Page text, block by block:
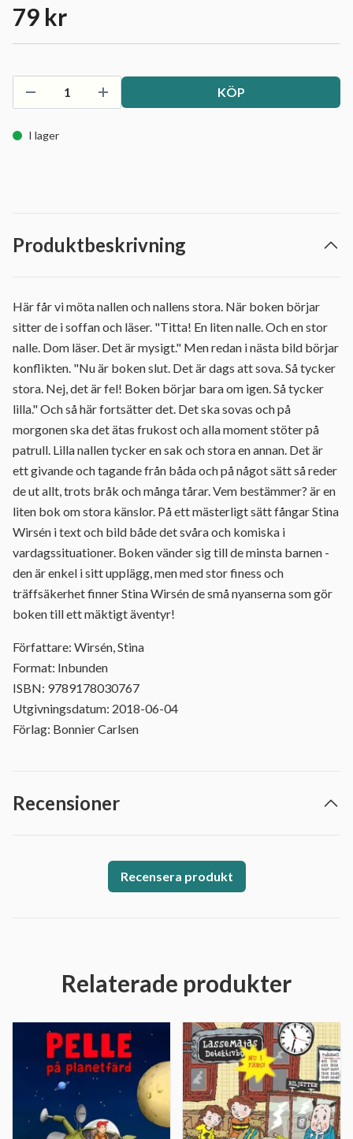
79 kr
KÖP
I lager
Produktbeskrivning
Här får vi möta nallen och nallens stora. När boken börjar
sitter de i soffan och läser. "Titta! En liten nalle. Och en stor
nalle. Dom läser. Det är mysigt." Men redan i nästa bild börjar
konflikten. "Nu är boken slut. Det är dags att sova. Så tycker
stora. Nej, det är fel! Boken börjar bara om igen. Så tycker
lilla." Och så här fortsätter det. Det ska sovas och på
morgonen ska det ätas frukost och alla moment stöter på
patrull. Lilla nallen tycker en sak och stora en annan. Det är
ett givande och tagande från båda och på något sätt så reder
de ut allt, trots bråk och många tårar. Vem bestämmer? är en
liten bok om stora känslor. På ett mästerligt sätt fångar Stina
Wirsén i text och bild både det svåra och komiska i
vardagssituationer. Boken vänder sig till de minsta barnen -
den är enkel i sitt upplägg, men med stor finess och
träffsäkerhet finner Stina Wirsén de små nyanserna som gör
boken till ett mäktigt äventyr!
Författare: Wirsén, Stina
Format: Inbunden
ISBN: 9789178030767
Utgivningsdatum: 2018-06-04
Förlag: Bonnier Carlsen
Recensioner
Recensera produkt
Relaterade produkter